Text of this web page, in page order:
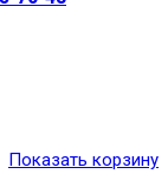
Показать корзину